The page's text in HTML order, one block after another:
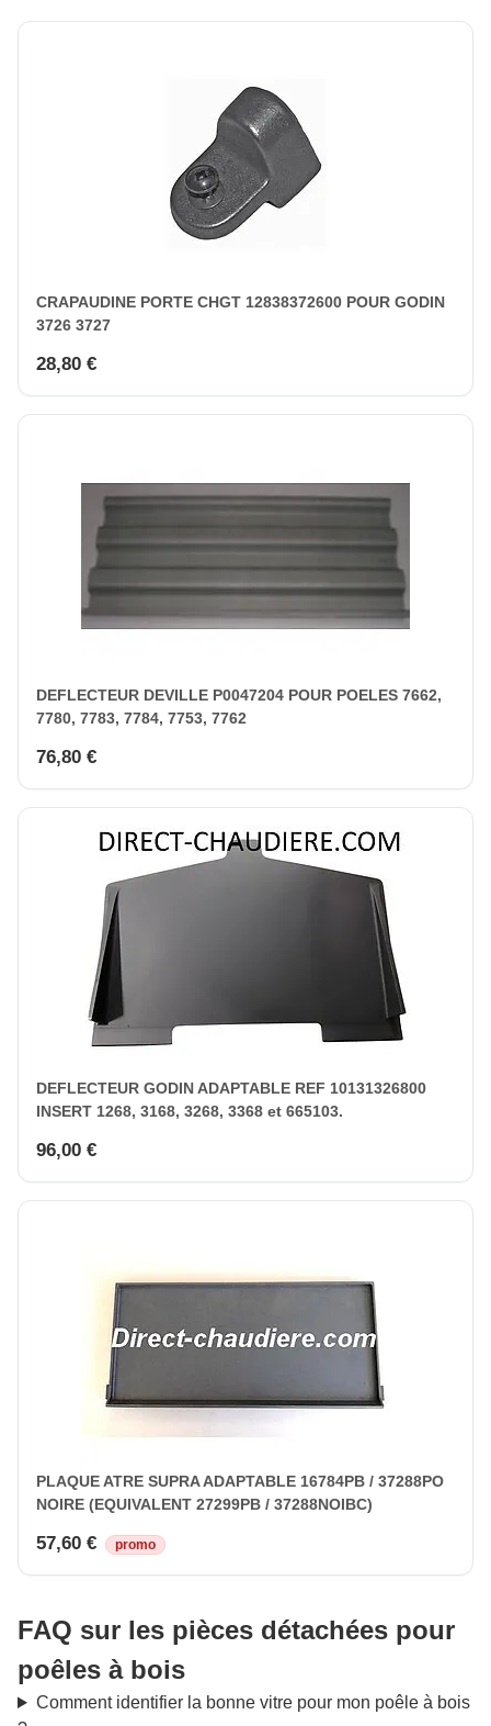
CRAPAUDINE PORTE CHGT 12838372600 POUR GODIN
3726 3727
28,80 €
DEFLECTEUR DEVILLE P0047204 POUR POELES 7662,
7780, 7783, 7784, 7753, 7762
76,80 €
DEFLECTEUR GODIN ADAPTABLE REF 10131326800
INSERT 1268, 3168, 3268, 3368 et 665103.
96,00 €
PLAQUE ATRE SUPRA ADAPTABLE 16784PB / 37288PO
NOIRE (EQUIVALENT 27299PB / 37288NOIBC)
57,60 € promo
FAQ sur les pièces détachées pour
poêles à bois
Comment identifier la bonne vitre pour mon poêle à bois